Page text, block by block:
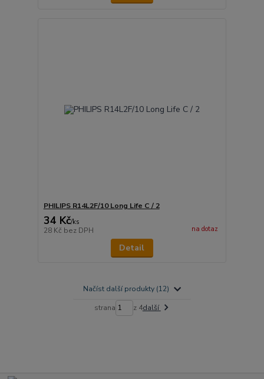
PHILIPS R14L2F/10 Long Life C / 2
34 Kč/ks
28 Kč bez DPH na dotaz
Detail
Načíst další produkty (12)
strana z 4další